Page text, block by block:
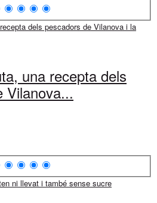
una recepta dels
Vilanova...